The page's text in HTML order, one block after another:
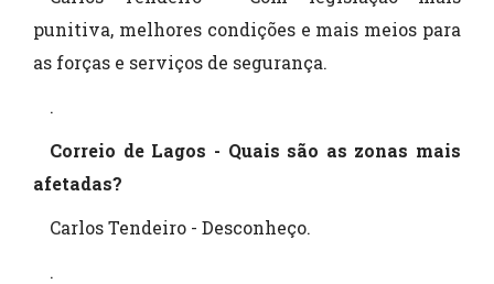
punitiva, melhores condições e mais meios para
as forças e serviços de segurança.
.
Correio de Lagos - Quais são as zonas mais
afetadas?
Carlos Tendeiro - Desconheço.
.